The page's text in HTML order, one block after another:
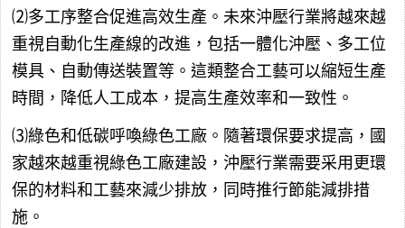
⑵多工序整合促進高效生產。未來沖壓行業將越來越
重視自動化生產線的改進，包括一體化沖壓、多工位
模具、自動傳送裝置等。這類整合工藝可以縮短生產
時間，降低人工成本，提高生產效率和一致性。
⑶綠色和低碳呼喚綠色工廠。隨著環保要求提高，國
家越來越重視綠色工廠建設，沖壓行業需要采用更環
保的材料和工藝來減少排放，同時推行節能減排措
施。